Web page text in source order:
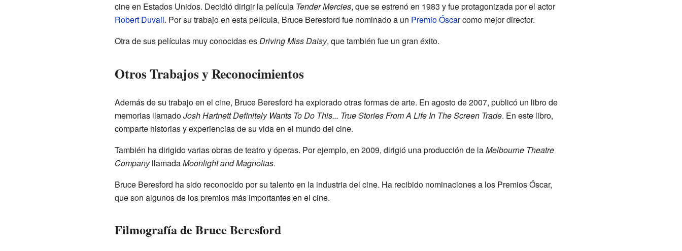
cine en Estados Unidos. Decidió dirigir la película Tender Mercies, que se estrenó en 1983 y fue protagonizada por el actor
Robert Duvall. Por su trabajo en esta película, Bruce Beresford fue nominado a un Premio Óscarcomo mejor director.
Otra de sus películas muy conocidas esDriving Miss Daisy, que también fue un gran éxito.
Otros Trabajos y Reconocimientos
Además de su trabajo en el cine, Bruce Beresford ha explorado otras formas de arte. En agosto de 2007, publicó un libro de
memorias llamadoJosh Hartnett Definitely Wants To Do This... True Stories From A Life In The Screen Trade. En este libro,
comparte historias y experiencias de su vida en el mundo del cine.
También ha dirigido varias obras de teatro y óperas. Por ejemplo, en 2009, dirigió una producción de laMelbourne Theatre
CompanyllamadaMoonlight and Magnolias.
Bruce Beresford ha sido reconocido por su talento en la industria del cine. Ha recibido nominaciones a los Premios Óscar,
que son algunos de los premios más importantes en el cine.
Filmografía de Bruce Beresford